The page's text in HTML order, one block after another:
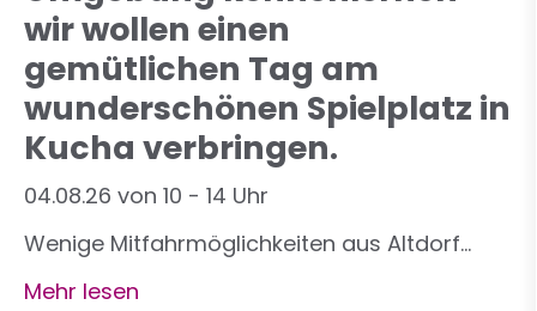
wir wollen einen
gemütlichen Tag am
wunderschönen Spielplatz in
Kucha verbringen.
04.08.26 von 10 - 14 Uhr
Wenige Mitfahrmöglichkeiten aus Altdorf…
Mehr lesen